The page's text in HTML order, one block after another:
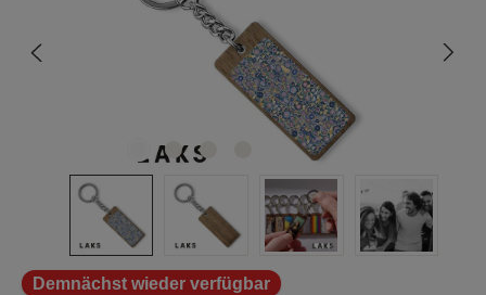
Demnächst wieder verfügbar